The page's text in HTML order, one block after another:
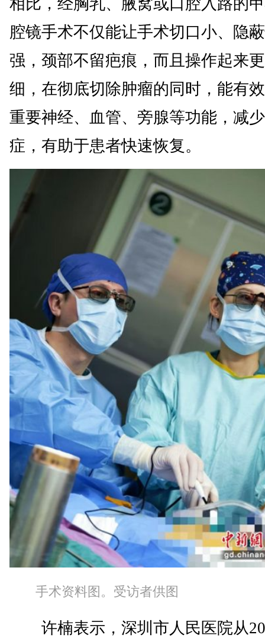
相比，经胸乳、腋窝或口腔入路的
腔镜手术不仅能让手术切口小、隐
强，颈部不留疤痕，而且操作起来
细，在彻底切除肿瘤的同时，能有
重要神经、血管、旁腺等功能，减
症，有助于患者快速恢复。
手术资料图。受访者供图
许楠表示，深圳市人民医院从